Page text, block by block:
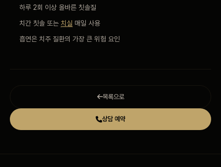
하루 2회 이상 올바른 칫솔질
치간 칫솔 또는 치실 매일 사용
흡연은 치주 질환의 가장 큰 위험 요인
목록으로
상담 예약